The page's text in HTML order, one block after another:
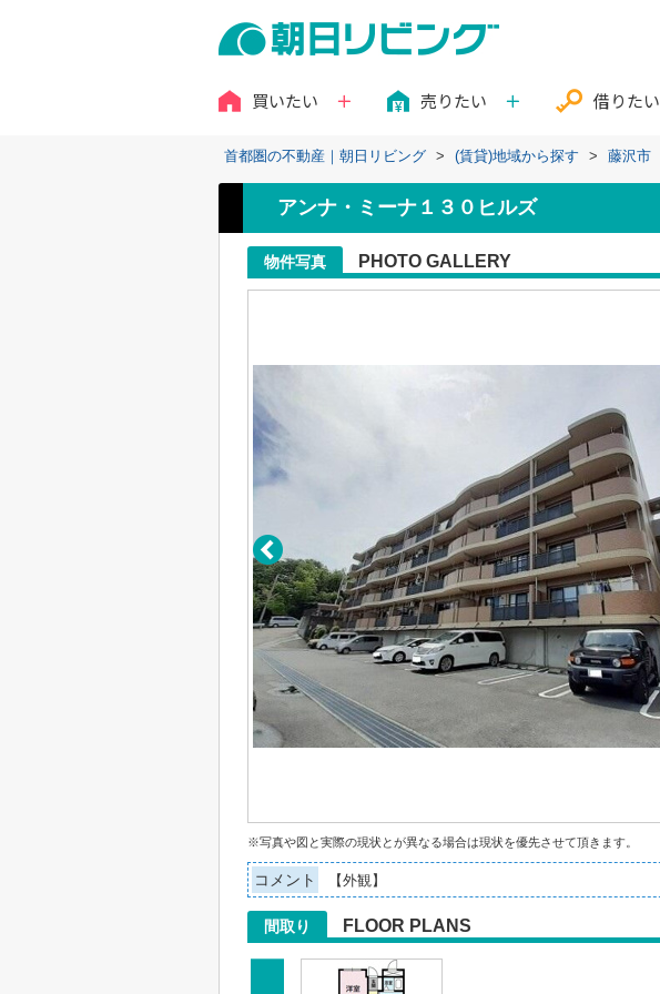
買いたい 売りたい 借りたい
首都圏の不動産｜朝日リビング > (賃貸)地域から探す > 藤沢市
アンナ・ミーナ１３０ヒルズ
物件写真 PHOTO GALLERY
※写真や図と実際の現状とが異なる場合は現状を優先させて頂きます。
コメント 【外観】
間取り FLOOR PLANS